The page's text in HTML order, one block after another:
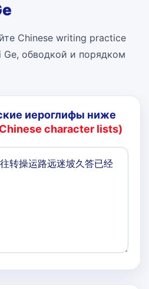
Chinese writing practice
Ge, обводкой и порядком
иероглифы ниже
character lists)